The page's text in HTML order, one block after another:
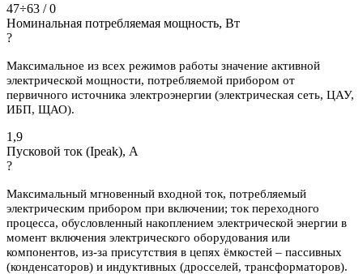
47÷63 / 0
Номинальная потребляемая мощность, Вт
?
Максимальное из всех режимов работы значение активной
электрической мощности, потребляемой прибором от
первичного источника электроэнергии (электрическая сеть, ЦАУ,
ИБП, ЩАО).
1,9
Пусковой ток (Ipeak), A
?
Максимальный мгновенный входной ток, потребляемый
электрическим прибором при включении; ток переходного
процесса, обусловленный накоплением электрической энергии в
момент включения электрического оборудования или
компонентов, из-за присутствия в цепях ёмкостей – пассивных
(конденсаторов) и индуктивных (дросселей, трансформаторов).